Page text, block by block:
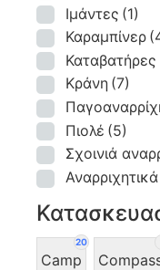
Ιμάντες (1)
Καραμπίνερ
Καταβατήρες
Κράνη (7)
Πιολέ (5)
Σχοινιά
20
Camp